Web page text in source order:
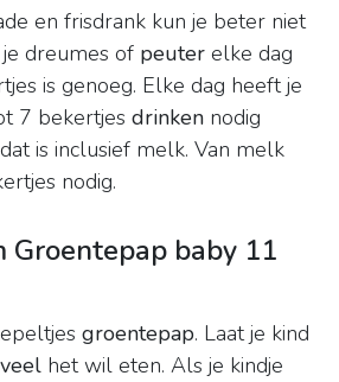
en frisdrank kun je beter niet
dreumes of peuter elke dag
is genoeg. Elke dag heeft je
7 bekertjes drinken nodig
is inclusief melk. Van melk
nodig.
Groentepap baby 11
groentepap. Laat je kind
het wil eten. Als je kindje